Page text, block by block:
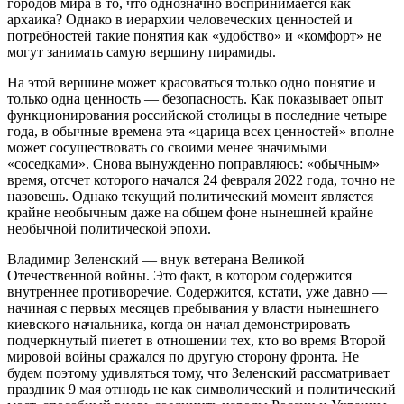
архаика? Однако в иерархии человеческих ценностей и
потребностей такие понятия как «удобство» и «комфорт» не
могут занимать самую вершину пирамиды.
На этой вершине может красоваться только одно понятие и
только одна ценность — безопасность. Как показывает опыт
функционирования российской столицы в последние четыре
года, в обычные времена эта «царица всех ценностей» вполне
может сосуществовать со своими менее значимыми
«соседками». Снова вынужденно поправляюсь: «обычным»
время, отсчет которого начался 24 февраля 2022 года, точно не
назовешь. Однако текущий политический момент является
крайне необычным даже на общем фоне нынешней крайне
необычной политической эпохи.
Владимир Зеленский — внук ветерана Великой
Отечественной войны. Это факт, в котором содержится
внутреннее противоречие. Содержится, кстати, уже давно —
начиная с первых месяцев пребывания у власти нынешнего
киевского начальника, когда он начал демонстрировать
подчеркнутый пиетет в отношении тех, кто во время Второй
мировой войны сражался по другую сторону фронта. Не
будем поэтому удивляться тому, что Зеленский рассматривает
праздник 9 мая отнюдь не как символический и политический